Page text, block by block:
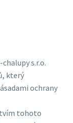
s.r.o.
který
ochrany
tohoto